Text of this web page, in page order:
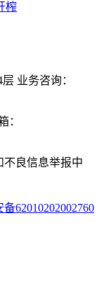
榨
业务咨询：
：
不良信息举报中
62010202002760